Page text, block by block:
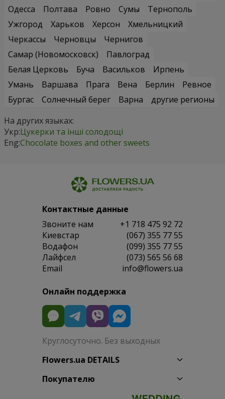
Одесса
Полтава Ровно Сумы
Тернополь
Ужгород
Харьков Херсон
Хмельницкий
Черкассы
Черновцы
Чернигов
Самар (Новомосковск)
Павлоград
Белая Церковь
Буча Васильков
Ирпень
Умань
Варшава Прага Вена Берлин
Ревное
Бургас
Солнечный берег Варна
другие регионы
На других языках:
Укр:Цукерки та інші солодощі
Eng:Chocolate boxes and other sweets
Контактные данные
Звоните нам
+1 718 475 92 72
Киевстар
(067) 355 77 55
Водафон
(099) 355 77 55
Лайфсел
(073) 565 56 68
Email
info@flowers.ua
Онлайн поддержка
Круглосуточно. Без выходных
Flowers.ua DETAILS
Покупателю